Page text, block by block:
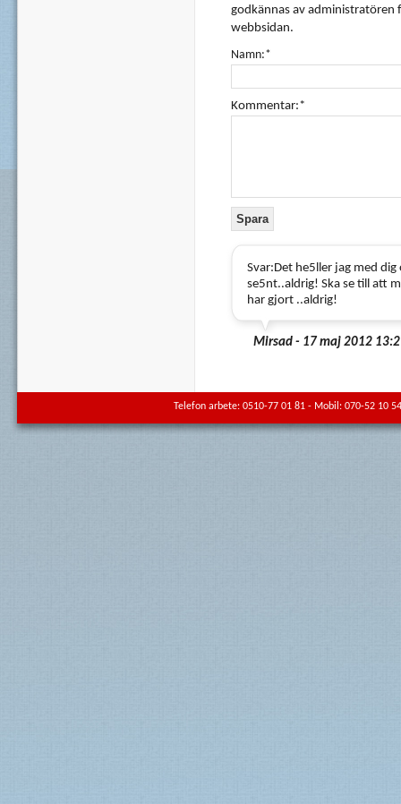
godkännas av administratören
webbsidan.
Namn:*
Kommentar:*
Svar:Det he5ller jag med
se5nt..aldrig! Ska se till att
har gjort ..aldrig!
Mirsad - 17 maj 2012
Telefon arbete: 0510-77 01 81 - Mobil: 070-52 10